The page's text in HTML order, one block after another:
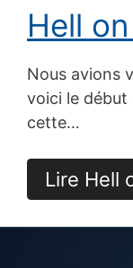
Hell
Nous avions
voici le début
cette…
Lire Hell